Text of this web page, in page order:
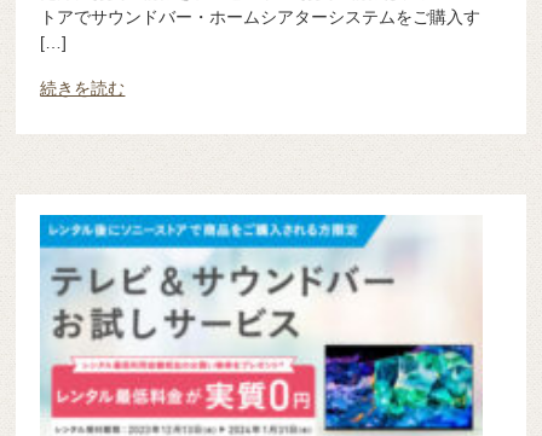
トアでサウンドバー・ホームシアターシステムをご購入す
[…]
続きを読む